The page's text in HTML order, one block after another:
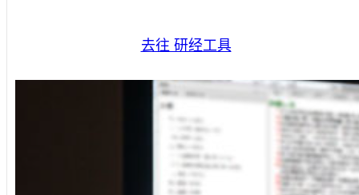
去往 研经工具